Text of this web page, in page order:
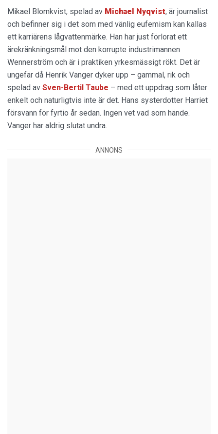
Mikael Blomkvist, spelad av Michael Nyqvist, är journalist
och befinner sig i det som med vänlig eufemism kan kallas
ett karriärens lågvattenmärke. Han har just förlorat ett
ärekränkningsmål mot den korrupte industrimannen
Wennerström och är i praktiken yrkesmässigt rökt. Det är
ungefär då Henrik Vanger dyker upp – gammal, rik och
spelad av Sven-Bertil Taube – med ett uppdrag som låter
enkelt och naturligtvis inte är det. Hans systerdotter Harriet
försvann för fyrtio år sedan. Ingen vet vad som hände.
Vanger har aldrig slutat undra.
ANNONS